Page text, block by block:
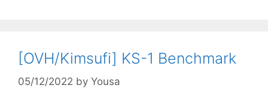
[OVH/Kimsufi] KS-1 Benchmark
05/12/2022 by Yousa